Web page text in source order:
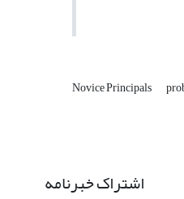
Novice Principals
اشتراک خبرنامه